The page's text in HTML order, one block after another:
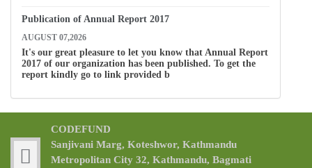
Publication of Annual Report 2017
AUGUST 07,2026
It's our great pleasure to let you know that Annual Report
2017 of our organization has been published. To get the
report kindly go to link provided b
CODEFUND
Sanjivani Marg, Koteshwor, Kathmandu
Metropolitan City 32, Kathmandu, Bagmati